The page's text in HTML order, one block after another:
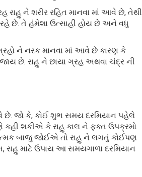
રાહુ ને શરીર રહિત માનવા માં આવે છે, તેથી
છે. તે હંમેશા ઉત્સાહી હોય છે અને વધુ
ને નરક માનવા માં આવે છે કારણ કે
છે. રાહુ ને છાયા ગ્રહ અથવા ચંદ્ર ની
છે. જો કે, કોઈ શુભ સમય દરમિયાન પહેલે
કહી શકીએ કે રાહુ કાલ ને ફક્ત ઉપક્રમો
બાજુ જોઈએ તો રાહુ ને લગતું કોઈપણ
રાહુ માટે ઉપાય આ સમયગાળા દરમિયાન